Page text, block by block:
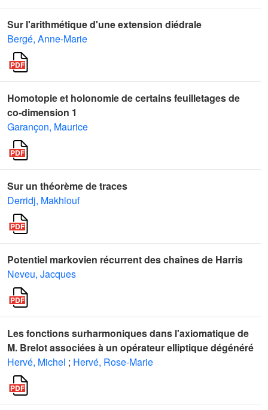
Sur l'arithmétique d'une extension diédrale
Bergé, Anne-Marie
Homotopie et holonomie de certains feuilletages de
co-dimension 1
Garançon, Maurice
Sur un théorème de traces
Derridj, Makhlouf
Potentiel markovien récurrent des chaînes de Harris
Neveu, Jacques
Les fonctions surharmoniques dans l'axiomatique de
M. Brelot associées à un opérateur elliptique dégénéré
Hervé, Michel ; Hervé, Rose-Marie